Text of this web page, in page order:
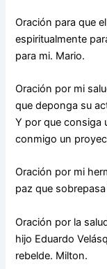
Oración para que
espiritualmente
para mi. Mario.
Oración por mi
que deponga su
Y por que consiga
conmigo un
Oración por mi
paz que
Oración por la
hijo Eduardo
rebelde. Milton.